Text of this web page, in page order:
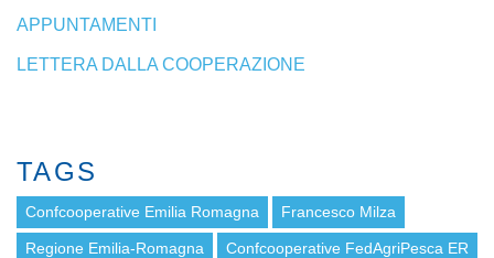
APPUNTAMENTI
LETTERA DALLA COOPERAZIONE
TAGS
Confcooperative Emilia Romagna Francesco Milza
Regione Emilia-Romagna Confcooperative FedAgriPesca ER